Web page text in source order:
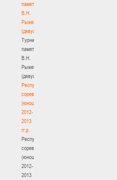
памяти
В.Н.
Рыженкова
(девушки)
Турнир
памяти
В.Н.
Рыженкова
(девушки)
Республиканские
соревнования
(юноши)
2012-
2013
гг.р.
Республиканские
соревнования
(юноши)
2012-
2013